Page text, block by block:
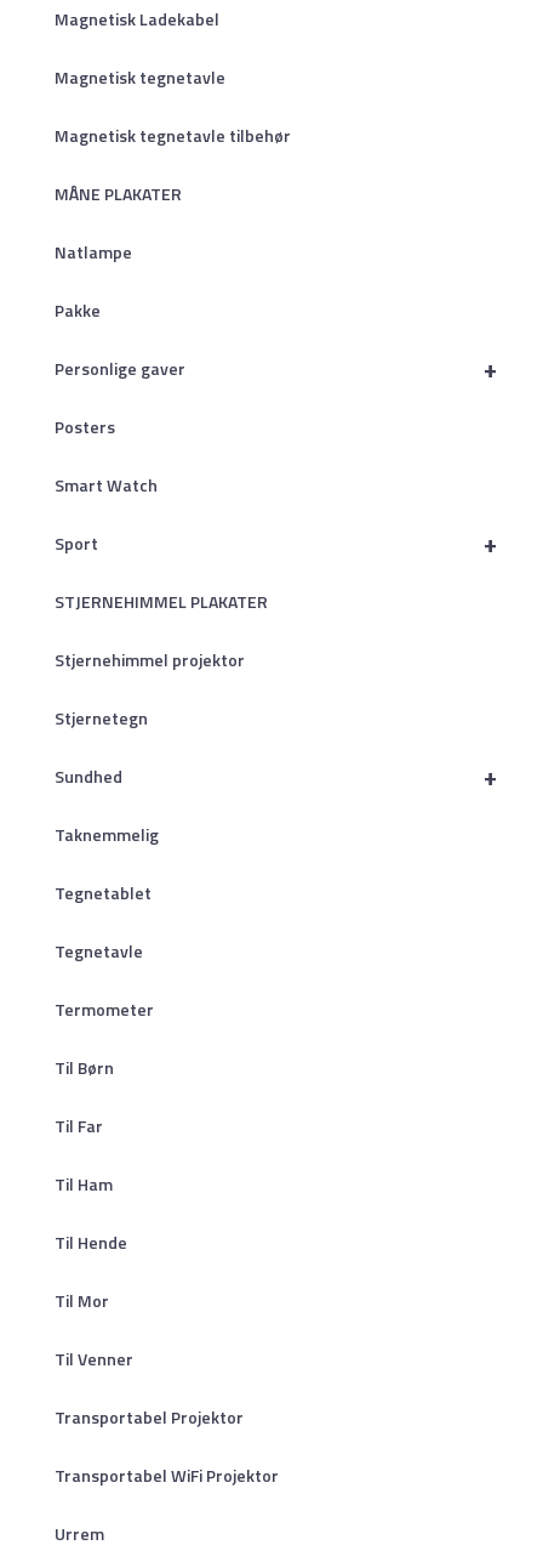
Magnetisk Ladekabel
Magnetisk tegnetavle
Magnetisk tegnetavle tilbehør
MÅNE PLAKATER
Natlampe
Pakke
+
Personlige gaver
Posters
Smart Watch
+
Sport
STJERNEHIMMEL PLAKATER
Stjernehimmel projektor
Stjernetegn
+
Sundhed
Taknemmelig
Tegnetablet
Tegnetavle
Termometer
Til Børn
Til Far
Til Ham
Til Hende
Til Mor
Til Venner
Transportabel Projektor
Transportabel WiFi Projektor
Urrem